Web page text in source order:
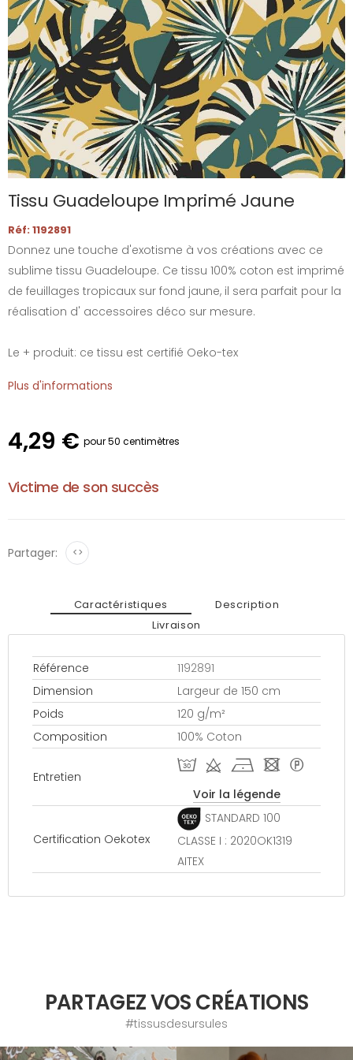
Tissu Guadeloupe Imprimé Jaune
Réf: 1192891
Donnez une touche d'exotisme à vos créations avec ce
sublime tissu Guadeloupe. Ce tissu 100% coton est imprimé
de feuillages tropicaux sur fond jaune, il sera parfait pour la
réalisation d' accessoires déco sur mesure.
Le + produit: ce tissu est certifié Oeko-tex
Plus d'informations
4,29 € pour 50 centimètres
Victime de son succès
Partager: <>
Caractéristiques
Description
Livraison
Référence
1192891
Dimension
Largeur de 150 cm
Poids
120 g/m²
Composition
100% Coton
Entretien
T d h - *
Voir la légende
Certification Oekotex
STANDARD 100
CLASSE I : 2020OK1319
AITEX
PARTAGEZ VOS CRÉATIONS
#tissusdesursules